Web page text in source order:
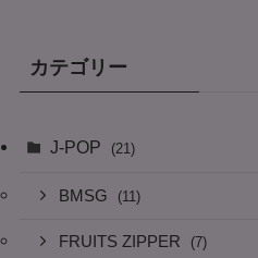
カテゴリー
J-POP (21)
BMSG (11)
FRUITS ZIPPER (7)